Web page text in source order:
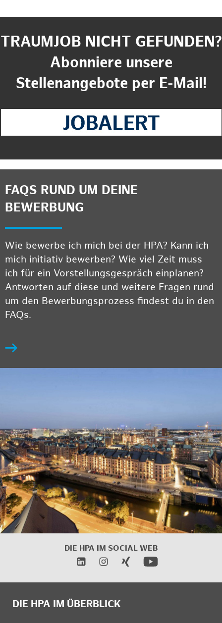
TRAUMJOB NICHT GEFUNDEN?
Abonniere unsere
Stellenangebote per E-Mail!
FAQS RUND UM DEINE
BEWERBUNG
Wie bewerbe ich mich bei der HPA? Kann ich
mich initiativ bewerben? Wie viel Zeit muss
ich für ein Vorstellungsgespräch einplanen?
Antworten auf diese und weitere Fragen rund
um den Bewerbungsprozess findest du in den
FAQs.
DIE HPA IM SOCIAL WEB
DIE HPA IM ÜBERBLICK